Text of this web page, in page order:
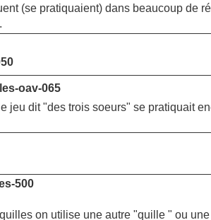
(se pratiquaient) dans beaucoup de
jeu dit "des trois soeurs" se pratiquait
on utilise une autre "quille " ou